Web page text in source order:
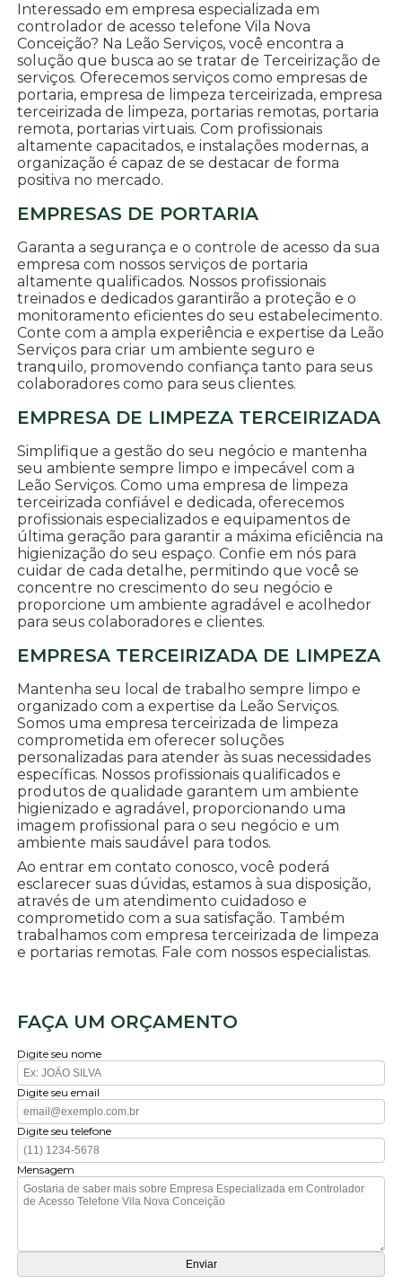
Interessado em empresa especializada em
controlador de acesso telefone Vila Nova
Conceição? Na Leão Serviços, você encontra a
solução que busca ao se tratar de Terceirização de
serviços. Oferecemos serviços como empresas de
portaria, empresa de limpeza terceirizada, empresa
terceirizada de limpeza, portarias remotas, portaria
remota, portarias virtuais. Com profissionais
altamente capacitados, e instalações modernas, a
organização é capaz de se destacar de forma
positiva no mercado.
EMPRESAS DE PORTARIA
Garanta a segurança e o controle de acesso da sua
empresa com nossos serviços de portaria
altamente qualificados. Nossos profissionais
treinados e dedicados garantirão a proteção e o
monitoramento eficientes do seu estabelecimento.
Conte com a ampla experiência e expertise da Leão
Serviços para criar um ambiente seguro e
tranquilo, promovendo confiança tanto para seus
colaboradores como para seus clientes.
EMPRESA DE LIMPEZA TERCEIRIZADA
Simplifique a gestão do seu negócio e mantenha
seu ambiente sempre limpo e impecável com a
Leão Serviços. Como uma empresa de limpeza
terceirizada confiável e dedicada, oferecemos
profissionais especializados e equipamentos de
última geração para garantir a máxima eficiência na
higienização do seu espaço. Confie em nós para
cuidar de cada detalhe, permitindo que você se
concentre no crescimento do seu negócio e
proporcione um ambiente agradável e acolhedor
para seus colaboradores e clientes.
EMPRESA TERCEIRIZADA DE LIMPEZA
Mantenha seu local de trabalho sempre limpo e
organizado com a expertise da Leão Serviços.
Somos uma empresa terceirizada de limpeza
comprometida em oferecer soluções
personalizadas para atender às suas necessidades
específicas. Nossos profissionais qualificados e
produtos de qualidade garantem um ambiente
higienizado e agradável, proporcionando uma
imagem profissional para o seu negócio e um
ambiente mais saudável para todos.
Ao entrar em contato conosco, você poderá
esclarecer suas dúvidas, estamos à sua disposição,
através de um atendimento cuidadoso e
comprometido com a sua satisfação. Também
trabalhamos com empresa terceirizada de limpeza
e portarias remotas. Fale com nossos especialistas.
FAÇA UM ORÇAMENTO
Digite seu nome
Digite seu email
Digite seu telefone
Mensagem